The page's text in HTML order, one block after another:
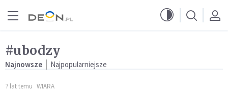
#ubodzy
Najnowsze Najpopularniejsze
7 lat temu WIARA